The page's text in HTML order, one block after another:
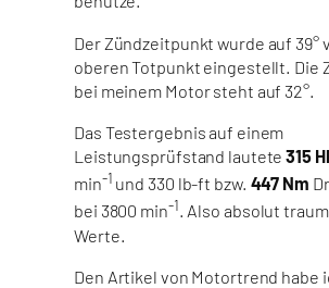
Der Zündzeitpunkt wurde auf 39°
oberen Totpunkt eingestellt. Die
bei meinem Motor steht auf 32°.
Das Testergebnis auf einem
Leistungsprüfstand lautete315
min-1 und 330 lb-ft bzw. 447 Nm
bei 3800 min-1. Also absolut
Werte.
Den Artikel von Motortrend habe